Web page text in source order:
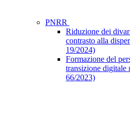
PNRR
Riduzione dei
contrasto alla
19/2024)
Formazione del
transizione digitale
66/2023)